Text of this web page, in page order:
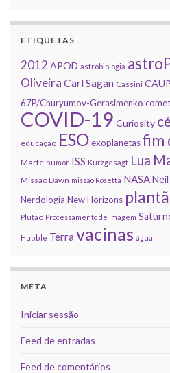
ETIQUETAS
2012 APOD astrobiologia
Oliveira Carl Sagan Cassini CAUP
67P/Churyumov-Gerasimenko
COVID-19 Curiosity
educação ESOexoplanetasfim
Marte humor ISS Kurzgesagt Lua
Missão Dawn missão Rosetta NASA
Nerdologia New Horizons
Plutão Processamento de imagem
Hubble Terra vacinas água
META
Iniciar sessão
Feed de entradas
Feed de comentários